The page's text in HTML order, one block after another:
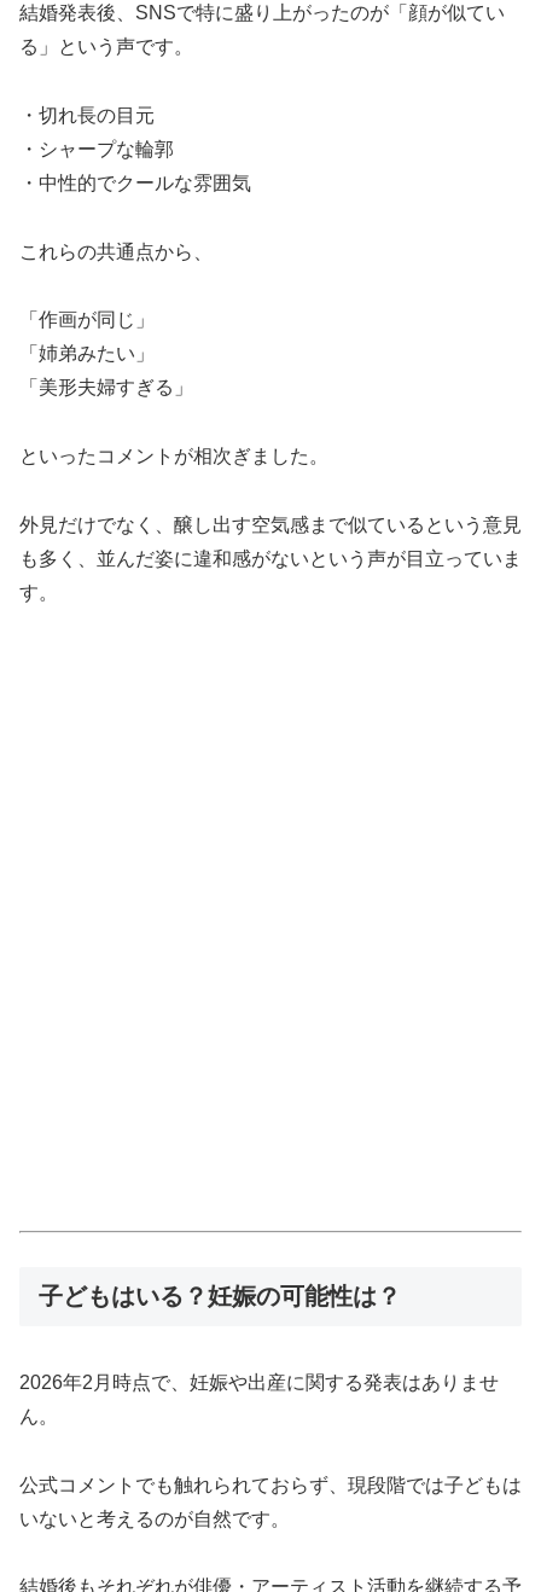
結婚発表後、SNSで特に盛り上がったのが「顔が似てい
る」という声です。
・切れ長の目元
・シャープな輪郭
・中性的でクールな雰囲気
これらの共通点から、
「作画が同じ」
「姉弟みたい」
「美形夫婦すぎる」
といったコメントが相次ぎました。
外見だけでなく、醸し出す空気感まで似ているという意見
も多く、並んだ姿に違和感がないという声が目立っていま
す。
子どもはいる？妊娠の可能性は？
2026年2月時点で、妊娠や出産に関する発表はありませ
ん。
公式コメントでも触れられておらず、現段階では子どもは
いないと考えるのが自然です。
結婚後もそれぞれが俳優・アーティスト活動を継続する予